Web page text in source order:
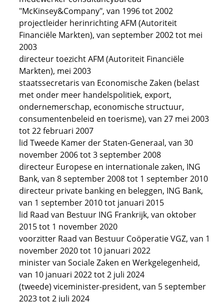
"McKinsey&Company", van 1996 tot 2002
projectleider herinrichting AFM (Autoriteit
Financiële Markten), van september 2002 tot mei
2003
directeur toezicht AFM (Autoriteit Financiële
Markten), mei 2003
staatssecretaris van Economische Zaken (belast
met onder meer handelspolitiek, export,
ondernemerschap, economische structuur,
consumentenbeleid en toerisme), van 27 mei 2003
tot 22 februari 2007
lid Tweede Kamer der Staten-Generaal, van 30
november 2006 tot 3 september 2008
directeur Europese en internationale zaken, ING
Bank, van 8 september 2008 tot 1 september 2010
directeur private banking en beleggen, ING Bank,
van 1 september 2010 tot januari 2015
lid Raad van Bestuur ING Frankrijk, van oktober
2015 tot 1 november 2020
voorzitter Raad van Bestuur Coöperatie VGZ, van 1
november 2020 tot 10 januari 2022
minister van Sociale Zaken en Werkgelegenheid,
van 10 januari 2022 tot 2 juli 2024
(tweede) viceminister-president, van 5 september
2023 tot 2 juli 2024